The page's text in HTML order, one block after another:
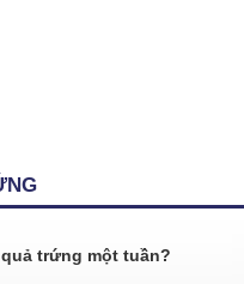
trứng một tuần?